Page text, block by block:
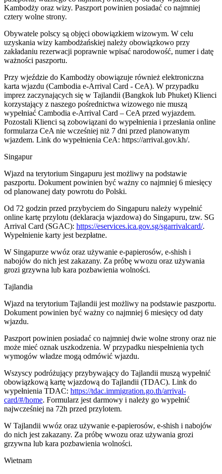
Kambodży oraz wizy. Paszport powinien posiadać co najmniej
cztery wolne strony.
Obywatele polscy są objęci obowiązkiem wizowym. W celu
uzyskania wizy kambodżańskiej należy obowiązkowo przy
zakładaniu rezerwacji poprawnie wpisać narodowość, numer i datę
ważności paszportu.
Przy wjeździe do Kambodży obowiązuje również elektroniczna
karta wjazdu (Cambodia e-Arrival Card - CeA). W przypadku
imprez zaczynających się w Tajlandii (Bangkok lub Phuket) Klienci
korzystający z naszego pośrednictwa wizowego nie muszą
wypełniać Cambodia e-Arrival Card – CeA przed wyjazdem.
Pozostali Klienci są zobowiązani do wypełnienia i przesłania online
formularza CeA nie wcześniej niż 7 dni przed planowanym
wjazdem. Link do wypełnienia CeA: https://arrival.gov.kh/.
Singapur
Wjazd na terytorium Singapuru jest możliwy na podstawie
paszportu. Dokument powinien być ważny co najmniej 6 miesięcy
od planowanej daty powrotu do Polski.
Od 72 godzin przed przybyciem do Singapuru należy wypełnić
online kartę przylotu (deklaracja wjazdowa) do Singapuru, tzw. SG
Arrival Card (SGAC): https://eservices.ica.gov.sg/sgarrivalcard/.
Wypełnienie karty jest bezpłatne.
W Singapurze wwóz oraz używanie e-papierosów, e-shish i
nabojów do nich jest zakazany. Za próbę wwozu oraz używania
grozi grzywna lub kara pozbawienia wolności.
Tajlandia
Wjazd na terytorium Tajlandii jest możliwy na podstawie paszportu.
Dokument powinien być ważny co najmniej 6 miesięcy od daty
wjazdu.
Paszport powinien posiadać co najmniej dwie wolne strony oraz nie
może mieć oznak uszkodzenia. W przypadku niespełnienia tych
wymogów władze mogą odmówić wjazdu.
Wszyscy podróżujący przybywający do Tajlandii muszą wypełnić
obowiązkową kartę wjazdową do Tajlandii (TDAC). Link do
wypełnienia TDAC: https://tdac.immigration.go.th/arrival-
card/#/home. Formularz jest darmowy i należy go wypełnić
najwcześniej na 72h przed przylotem.
W Tajlandii wwóz oraz używanie e-papierosów, e-shish i nabojów
do nich jest zakazany. Za próbę wwozu oraz używania grozi
grzywna lub kara pozbawienia wolności.
Wietnam